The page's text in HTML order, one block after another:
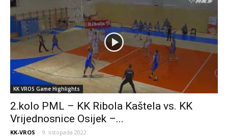
KK VROS Game Highlights
2.kolo PML – KK Ribola Kaštela vs. KK
Vrijednosnice Osijek –...
KK-VROS - 9. listopada 2022.